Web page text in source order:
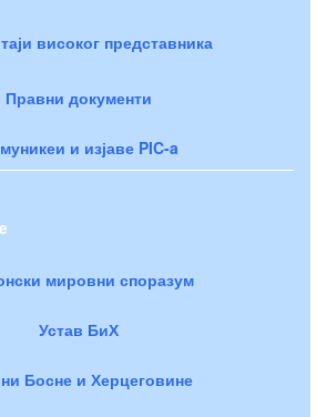
високог представника
Правни документи
и изјаве PIC-a
мировни споразум
Устав БиХ
Босне и Херцеговине